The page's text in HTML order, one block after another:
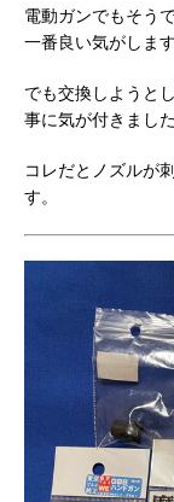
電動ガンでもそう
一番良い気がします
でも交換しようと
事に気が付きました
コレだとノズルが
す。